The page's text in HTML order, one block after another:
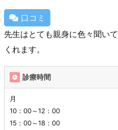
口コミ
先生はとても親身に色々聞い
くれます。
診療時間
月
10：00～12：00
15：00～18：00